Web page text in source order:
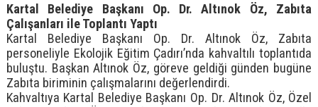
Kartal Belediye Başkanı Op. Dr. Altınok Öz, Zabıta
Çalışanları ile Toplantı Yaptı
Kartal Belediye Başkanı Op. Dr. Altınok Öz, Zabıta
personeliyle Ekolojik Eğitim Çadırı’nda kahvaltılı toplantıda
buluştu. Başkan Altınok Öz, göreve geldiği günden bugüne
Zabıta biriminin çalışmalarını değerlendirdi.
Kahvaltıya Kartal Belediye Başkanı Op. Dr. Altınok Öz, Özel